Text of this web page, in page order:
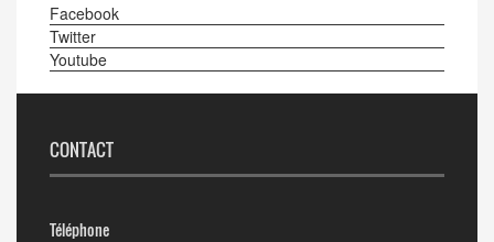
Facebook
Twitter
Youtube
CONTACT
Téléphone